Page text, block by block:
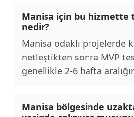
Manisa için bu hizmette
nedir?
Manisa odaklı projelerde
netleştikten sonra MVP
genellikle 2-6 hafta
Manisa bölgesinde